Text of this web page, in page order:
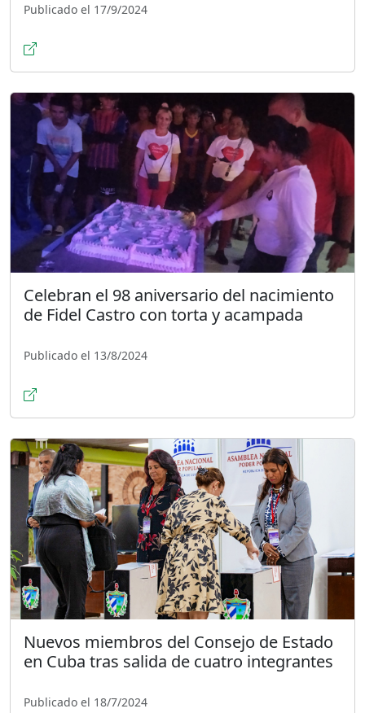
Publicado el 17/9/2024
Celebran el 98 aniversario del nacimiento
de Fidel Castro con torta y acampada
Publicado el 13/8/2024
Nuevos miembros del Consejo de Estado
en Cuba tras salida de cuatro integrantes
Publicado el 18/7/2024